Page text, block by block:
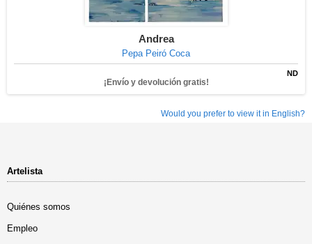
Andrea
Pepa Peiró Coca
ND
¡Envío y devolución gratis!
Would you prefer to view it in English?
Artelista
Quiénes somos
Empleo